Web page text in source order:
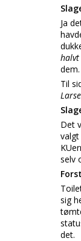
Ja
Til
Det
selv
sig
det.